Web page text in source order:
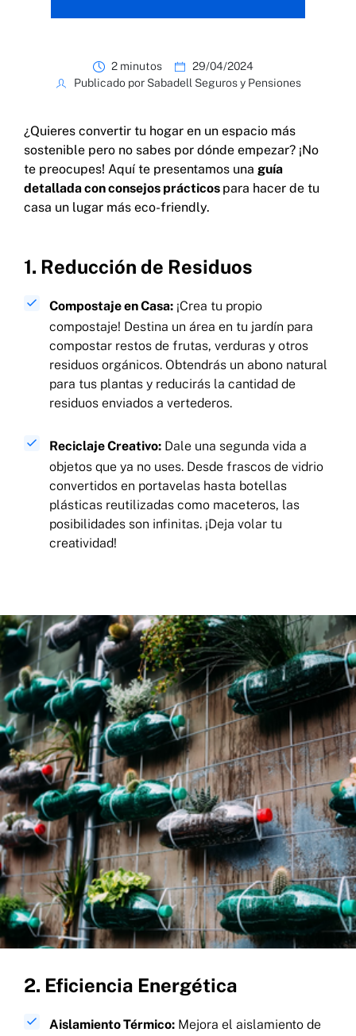
2 minutos
29/04/2024
Publicado por Sabadell Seguros y Pensiones
¿Quieres convertir tu hogar en un espacio más
sostenible pero no sabes por dónde empezar? ¡No
te preocupes! Aquí te presentamos una guía
detallada con consejos prácticos para hacer de tu
casa un lugar más eco-friendly.
1. Reducción de Residuos
Compostaje en Casa: ¡Crea tu propio
compostaje! Destina un área en tu jardín para
compostar restos de frutas, verduras y otros
residuos orgánicos. Obtendrás un abono natural
para tus plantas y reducirás la cantidad de
residuos enviados a vertederos.
Reciclaje Creativo: Dale una segunda vida a
objetos que ya no uses. Desde frascos de vidrio
convertidos en portavelas hasta botellas
plásticas reutilizadas como maceteros, las
posibilidades son infinitas. ¡Deja volar tu
creatividad!
2. Eficiencia Energética
Aislamiento Térmico: Mejora el aislamiento de